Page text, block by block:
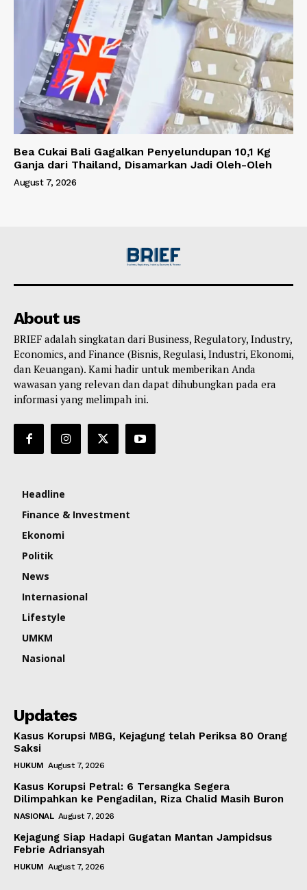
Bea Cukai Bali Gagalkan Penyelundupan 10,1 Kg
Ganja dari Thailand, Disamarkan Jadi Oleh-Oleh
August 7, 2026
About us
BRIEF adalah singkatan dari Business, Regulatory, Industry,
Economics, and Finance (Bisnis, Regulasi, Industri, Ekonomi,
dan Keuangan). Kami hadir untuk memberikan Anda
wawasan yang relevan dan dapat dihubungkan pada era
informasi yang melimpah ini.
Headline
Finance & Investment
Ekonomi
Politik
News
Internasional
Lifestyle
UMKM
Nasional
Updates
Kasus Korupsi MBG, Kejagung telah Periksa 80 Orang
Saksi
HUKUM August 7, 2026
Kasus Korupsi Petral: 6 Tersangka Segera
Dilimpahkan ke Pengadilan, Riza Chalid Masih Buron
NASIONAL August 7, 2026
Kejagung Siap Hadapi Gugatan Mantan Jampidsus
Febrie Adriansyah
HUKUM August 7, 2026